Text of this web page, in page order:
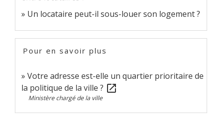
Un locataire peut-il sous-louer son logement ?
Pour en savoir plus
Votre adresse est-elle un quartier prioritaire de
la politique de la ville ? open_in_new
Ministère chargé de la ville